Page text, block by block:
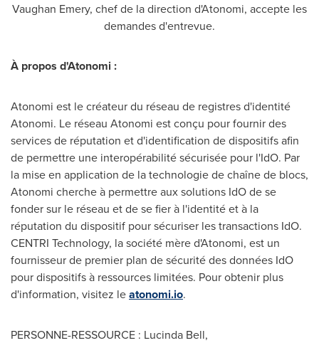
Vaughan Emery, chef de la direction d'Atonomi, accepte les
demandes d'entrevue.
À propos d'Atonomi :
Atonomi est le créateur du réseau de registres d'identité
Atonomi. Le réseau Atonomi est conçu pour fournir des
services de réputation et d'identification de dispositifs afin
de permettre une interopérabilité sécurisée pour l'IdO. Par
la mise en application de la technologie de chaîne de blocs,
Atonomi cherche à permettre aux solutions IdO de se
fonder sur le réseau et de se fier à l'identité et à la
réputation du dispositif pour sécuriser les transactions IdO.
CENTRI Technology, la société mère d'Atonomi, est un
fournisseur de premier plan de sécurité des données IdO
pour dispositifs à ressources limitées. Pour obtenir plus
d'information, visitez leatonomi.io.
PERSONNE-RESSOURCE : Lucinda Bell,